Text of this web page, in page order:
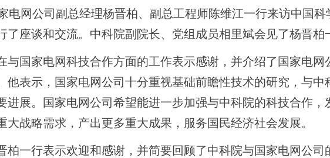
电网公司副总经理杨晋柏、副总工程师陈维江一行来访中国
了座谈和交流。中科院副院长、党组成员相里斌会见了杨晋柏
与国家电网科技合作方面的工作表示感谢，并介绍了国家电网
他表示，国家电网公司十分重视基础前瞻性技术的研究，与中
进展。国家电网公司希望能进一步加强与中科院的科技合作，
大战略需求，产出更多重大成果，服务国民经济社会发展。
柏一行表示欢迎和感谢，并简要回顾了中科院与国家电网公司